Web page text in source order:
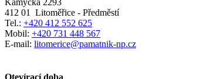
Kamýcká 2293
412 01
Litoměřice - Předměstí
Tel.: +420 412 552 625
Mobil: +420 731 448 567
E-mail: litomerice@pamatnik-np.cz